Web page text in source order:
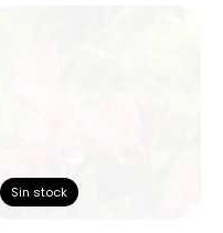
Sin stock